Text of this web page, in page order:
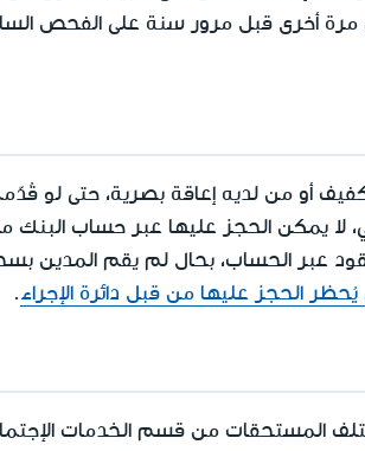
مرة أخرى قبل مرور سنة على الفحص
أو من لديه إعاقة بصرية، حتى لو
الحجز عليها من قبل دائرة الإجراء.
المستحقات من قسم الخدمات